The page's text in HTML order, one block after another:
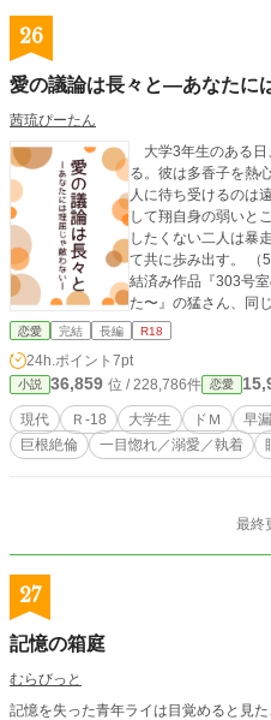
26
愛の議論は長々と—あなたに
茜琉ぴーたん
大学3年生のある日
る。彼は多香子を熱心
人に待ち受けるのは
して翔自身の弱いところ。 学業とキャリアと
したくない二人は暴
て共に歩み出す。 （52話＋番外） ＊性描写あります。 ＊完
結済み作品『303号
た〜』の猛さん、同
てないふたり〜最強
も問題ありません。
恋愛 完結 長編 R18
24h.ポイント 7pt
小説 36,859 位 / 228,786件 恋愛
現代 Ｒ-18 大学生 ドＭ 早
巨根絶倫
一目惚れ／溺愛／執着
最終
27
記憶の箱庭
むらびっと
記憶を失った青年ライは目覚めると見